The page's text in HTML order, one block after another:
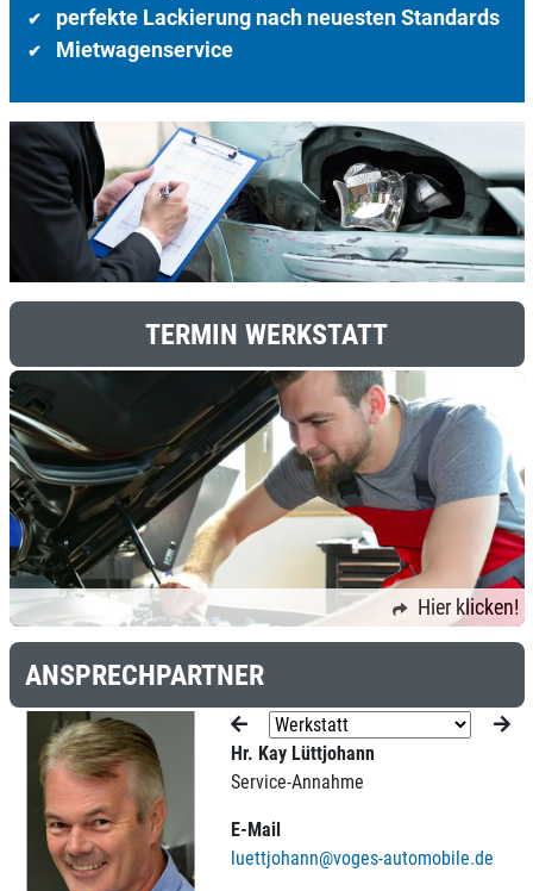
✔ perfekte Lackierung nach neuesten Standards
✔ Mietwagenservice
TERMIN WERKSTATT
Hier klicken!
ANSPRECHPARTNER
Hr. Kay Lüttjohann
Service-Annahme
E-Mail
luettjohann@voges-automobile.de